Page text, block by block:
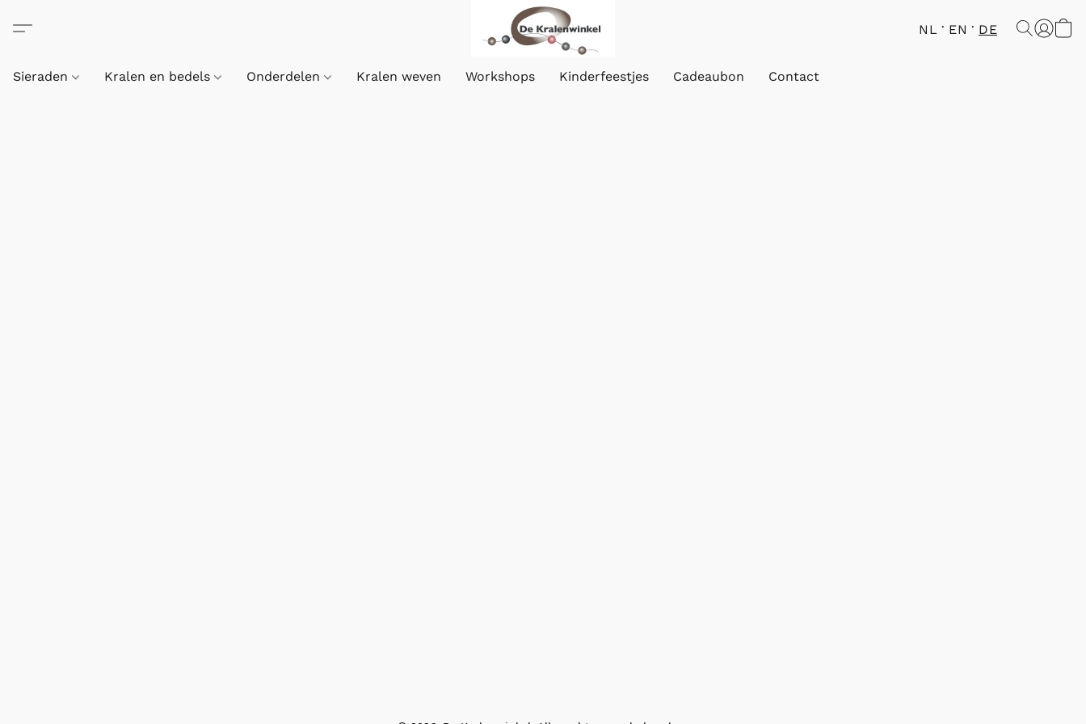
NL EN DE
Sieraden Kralen en bedels Onderdelen Kralen weven Workshops Kinderfeestjes Cadeaubon Contact